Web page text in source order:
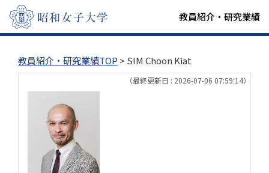
教員紹介・研究業績
教員紹介・研究業績TOP > SIM Choon Kiat
（最終更新日 : 2026-07-06 07:59:14）